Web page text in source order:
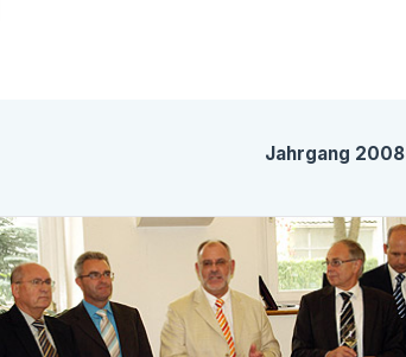
Jahrgang 2008